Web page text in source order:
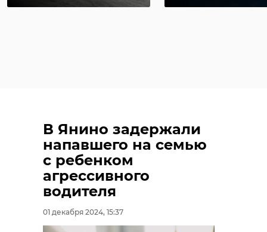
В Янино задержали
напавшего на семью
с ребенком
агрессивного
водителя
01 декабря 2024, 15:37